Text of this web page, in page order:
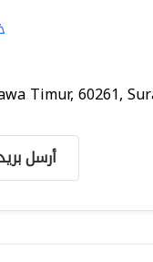
Timur, 60261,
أرسل